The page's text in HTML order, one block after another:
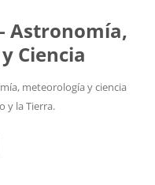
Astronomía,
Ciencia
meteorología y ciencia
y la Tierra.